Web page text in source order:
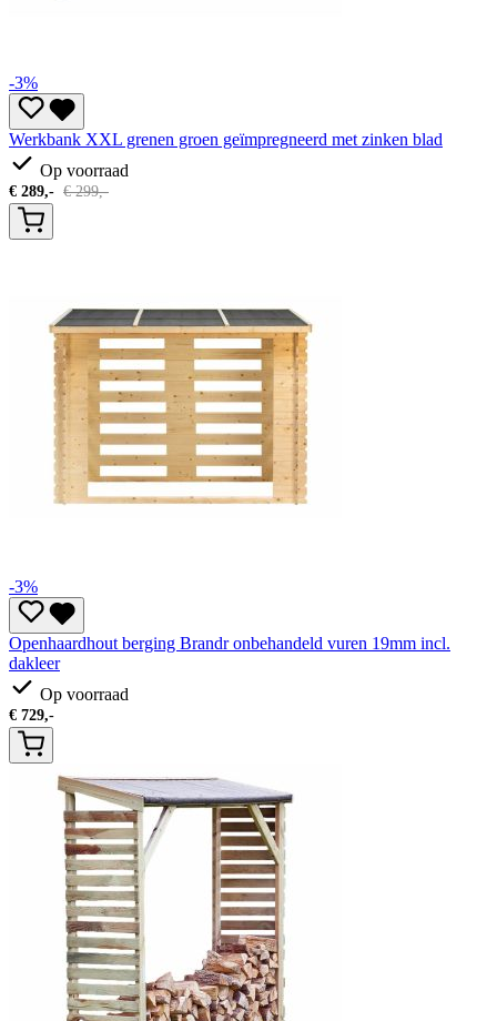
-3%
Werkbank XXL grenen groen geïmpregneerd met zinken blad
Op voorraad
€ 289,- €299,-
-3%
Openhaardhout berging Brandr onbehandeld vuren 19mm incl.
dakleer
Op voorraad
€ 729,-